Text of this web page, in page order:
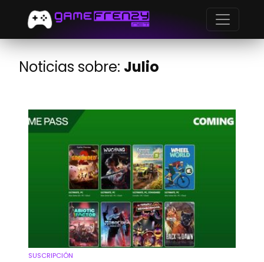
Noticias sobre: Julio
SUSCRIPCIÓN